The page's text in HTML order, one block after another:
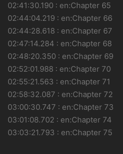
02:41:30.190 : en:Chapter 65
02:44:04.219 : en:Chapter 66
02:44:28.618 : en:Chapter 67
02:47:14.284 : en:Chapter 68
02:48:20.350 : en:Chapter 69
02:52:01.988 : en:Chapter 70
02:55:21.563 : en:Chapter 71
02:58:32.087 : en:Chapter 72
03:00:30.747 : en:Chapter 73
03:01:08.702 : en:Chapter 74
03:03:21.793 : en:Chapter 75